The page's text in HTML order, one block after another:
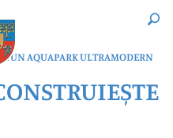
UN AQUAPARK ULTRAMODERN